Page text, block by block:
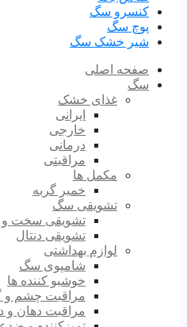
کنسرو سگ
پوچ سگ
شیر خشک سگ
صفحه اصلی
سگ
غذای خشک
ایرانی
خارجی
درمانی
مراقبتی
مکمل ها
خمیر گربه
تشویقی سگ
تشویقی سخت و
تشویقی دنتال
لوازم بهداشتی
شامپوی سگ
خوشبو کننده ها
مراقبت چشم
مراقبت دهان و